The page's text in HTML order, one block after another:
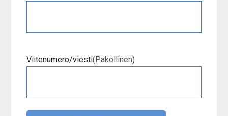
Viitenumero/viesti(Pakollinen)